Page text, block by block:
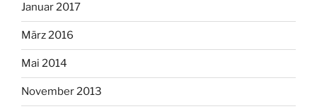
Januar 2017
März 2016
Mai 2014
November 2013